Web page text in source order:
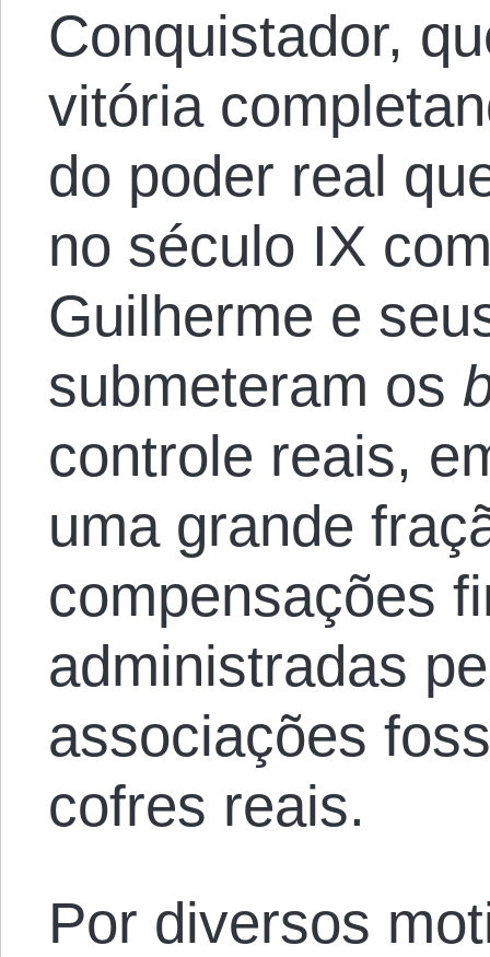
Conquistador,
vitória
do poder real
no século IX
Guilherme e
submeteram os
controle reais,
uma grande
compensações
administradas
associações
cofres reais.
Por diversos